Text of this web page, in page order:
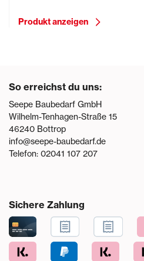
Produkt anzeigen
So erreichst du uns:
Seepe Baubedarf GmbH
Wilhelm-Tenhagen-Straße 15
46240 Bottrop
info@seepe-baubedarf.de
Telefon: 02041 107 207
Sichere Zahlung